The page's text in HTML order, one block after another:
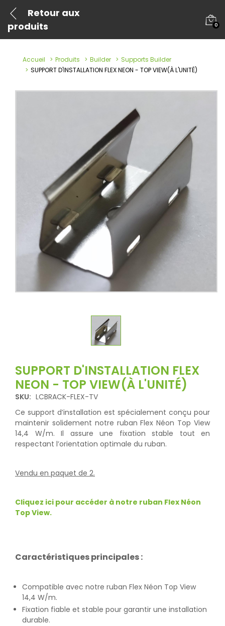
Retour aux
produits
0
Accueil Produits Builder
Supports Builder
SUPPORT D'INSTALLATION FLEX NEON - TOP VIEW(À L'UNITÉ)
SUPPORT D'INSTALLATION FLEX
NEON - TOP VIEW(À L'UNITÉ)
SKU: LCBRACK-FLEX-TV
Ce support d’installation est spécialement conçu pour
maintenir solidement notre ruban Flex Néon Top View
14,4 W/m. Il assure une fixation stable tout en
respectant l’orientation optimale du ruban.
Vendu en paquet de 2.
Cliquez ici pour accéder à notre ruban Flex Néon
Top View.
Caractéristiques principales :
Compatible avec notre ruban Flex Néon Top View
14,4 W/m.
Fixation fiable et stable pour garantir une installation
durable.